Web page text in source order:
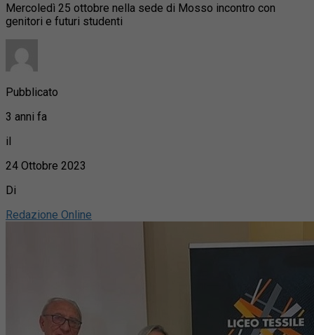
Mercoledì 25 ottobre nella sede di Mosso incontro con
genitori e futuri studenti
Pubblicato
3 anni fa
il
24 Ottobre 2023
Di
Redazione Online